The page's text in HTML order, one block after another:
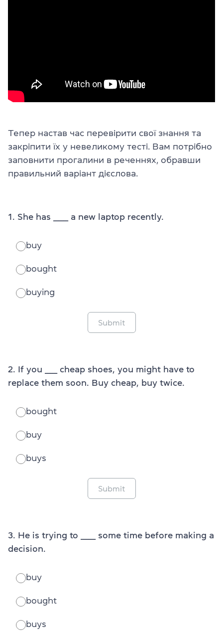
Тепер настав час перевірити свої знання та
закріпити їх у невеликому тесті. Вам потрібно
заповнити прогалини в реченнях, обравши
правильний варіант дієслова.
1. She has ______ a new laptop recently.
buy
bought
buying
Submit
2. If you _____ cheap shoes, you might have to
replace them soon. Buy cheap, buy twice.
bought
buy
buys
Submit
3. He is trying to ______ some time before making a
decision.
buy
bought
buys